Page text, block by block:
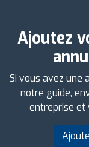
Ajoutez
Si vous avez une
notre guide,
entreprise et